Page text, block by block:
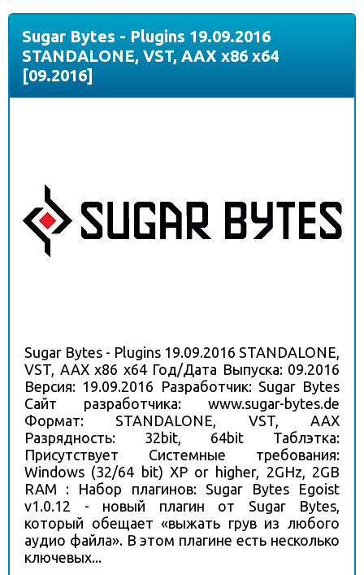
Sugar Bytes - Plugins 19.09.2016
STANDALONE, VST, AAX x86 x64
[09.2016]
Sugar Bytes - Plugins 19.09.2016 STANDALONE,
VST, AAX x86 x64 Год/Дата Выпуска: 09.2016
Версия: 19.09.2016 Разработчик: Sugar Bytes
Сайт разработчика: www.sugar-bytes.de
Формат: STANDALONE, VST, AAX
Разрядность: 32bit, 64bit Таблэтка:
Присутствует Системные требования:
Windows (32/64 bit) XP or higher, 2GHz, 2GB
RAM : Набор плагинов: Sugar Bytes Egoist
v1.0.12 - новый плагин от Sugar Bytes,
который обещает «выжать грув из любого
аудио файла». В этом плагине есть несколько
ключевых...